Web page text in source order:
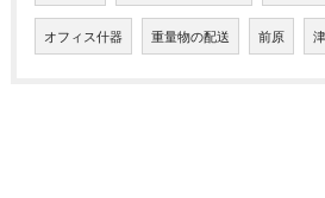
オフィス什器 重量物の配送 前原